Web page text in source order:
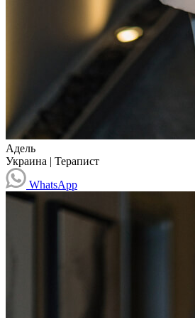
Адель
Украина | Терапист
WhatsApp